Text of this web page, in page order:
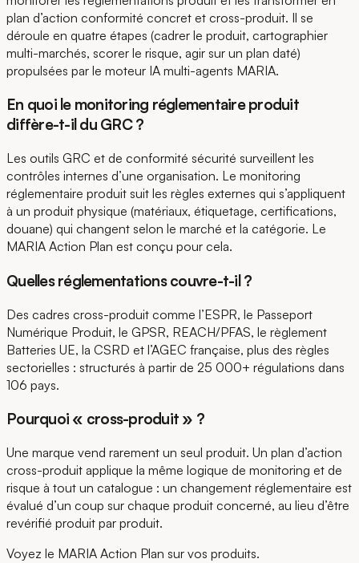
plan d’action conformité concret et cross-produit. Il se
déroule en quatre étapes (cadrer le produit, cartographier
multi-marchés, scorer le risque, agir sur un plan daté)
propulsées par le moteur IA multi-agents MARIA.
En quoi le monitoring réglementaire produit
diffère-t-il du GRC ?
Les outils GRC et de conformité sécurité surveillent les
contrôles internes d’une organisation. Le monitoring
réglementaire produit suit les règles externes qui s’appliquent
à un produit physique (matériaux, étiquetage, certifications,
douane) qui changent selon le marché et la catégorie. Le
MARIA Action Plan est conçu pour cela.
Quelles réglementations couvre-t-il ?
Des cadres cross-produit comme l’ESPR, le Passeport
Numérique Produit, le GPSR, REACH/PFAS, le règlement
Batteries UE, la CSRD et l’AGEC française, plus des règles
sectorielles : structurés à partir de 25 000+ régulations dans
106 pays.
Pourquoi « cross-produit » ?
Une marque vend rarement un seul produit. Un plan d’action
cross-produit applique la même logique de monitoring et de
risque à tout un catalogue : un changement réglementaire est
évalué d’un coup sur chaque produit concerné, au lieu d’être
revérifié produit par produit.
Voyez le MARIA Action Plan sur vos produits.